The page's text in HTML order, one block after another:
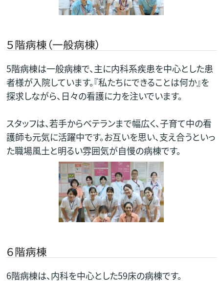
５階病棟（一般病棟）
5階病棟は一般病棟で、主に内科系疾患を中心とした患
者様が入院しています。『私たちにできることは何か』を
探求しながら、日々の看護に力を注いでいます。
スタッフは、若手からベテランまで幅広く、子育て中の看
護師も元気に活躍中です。お互いを思い、支え合うといっ
た職場風土と明るい雰囲気が自慢の病棟です。
６階病棟
6階病棟は、内科を中心とした59床の病棟です。